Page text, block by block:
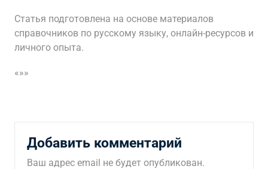
Статья подготовлена на основе материалов
справочников по русскому языку, онлайн-ресурсов и
личного опыта.
«»»
Добавить комментарий
Ваш адрес email не будет опубликован.